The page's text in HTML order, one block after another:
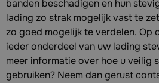
banden beschadigen en hun
lading zo strak mogelijk vast te
zo goed mogelijk te verdelen. Op
ieder onderdeel van uw lading
meer informatie over hoe u veilig
gebruiken? Neem dan gerust